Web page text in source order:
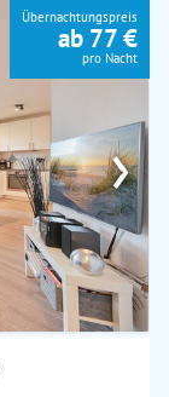
›
Übernachtungspreis
ab 77 €
pro Nacht